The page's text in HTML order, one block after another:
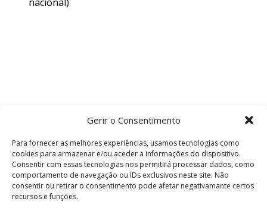
Gerir o Consentimento
Para fornecer as melhores experiências, usamos tecnologias como
cookies para armazenar e/ou aceder a informações do dispositivo.
Consentir com essas tecnologias nos permitirá processar dados, como
comportamento de navegação ou IDs exclusivos neste site. Não
consentir ou retirar o consentimento pode afetar negativamante certos
recursos e funções.